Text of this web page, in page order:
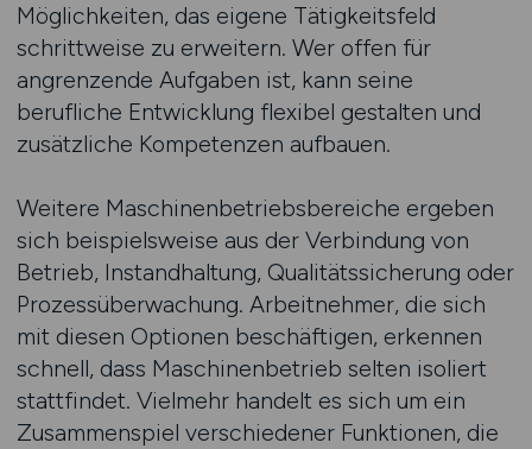
Möglichkeiten, das eigene Tätigkeitsfeld
schrittweise zu erweitern. Wer offen für
angrenzende Aufgaben ist, kann seine
berufliche Entwicklung flexibel gestalten und
zusätzliche Kompetenzen aufbauen.
Weitere Maschinenbetriebsbereiche ergeben
sich beispielsweise aus der Verbindung von
Betrieb, Instandhaltung, Qualitätssicherung oder
Prozessüberwachung. Arbeitnehmer, die sich
mit diesen Optionen beschäftigen, erkennen
schnell, dass Maschinenbetrieb selten isoliert
stattfindet. Vielmehr handelt es sich um ein
Zusammenspiel verschiedener Funktionen, die